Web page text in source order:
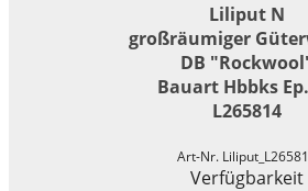
Liliput N
großräumiger
DB
Bauart Hbbks
L265814
Art-Nr.
Verfügbarkeit